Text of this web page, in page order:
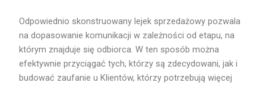
Odpowiednio skonstruowany lejek sprzedażowy pozwala
na dopasowanie komunikacji w zależności od etapu, na
którym znajduje się odbiorca. W ten sposób można
efektywnie przyciągać tych, którzy są zdecydowani, jak i
budować zaufanie u Klientów, którzy potrzebują więcej